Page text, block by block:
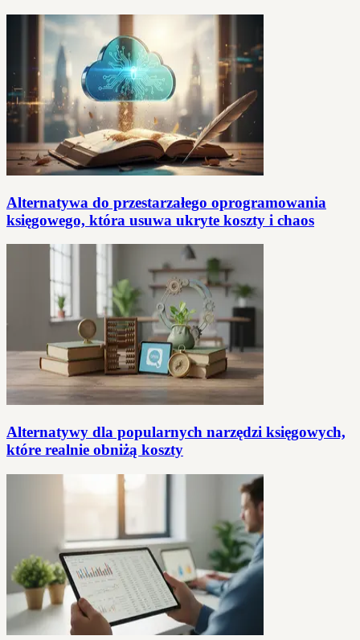
Alternatywa do przestarzałego oprogramowania
księgowego, która usuwa ukryte koszty i chaos
Alternatywy dla popularnych narzędzi księgowych,
które realnie obniżą koszty